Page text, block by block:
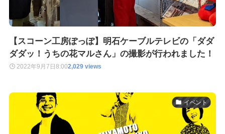
【スコーン工房ぽっぽ】明石ケーブルテレビの「ダダ
ダダッ！うちの花マルさん」の撮影が行われました！
2022年9月7日 8:002,029 views
イベント